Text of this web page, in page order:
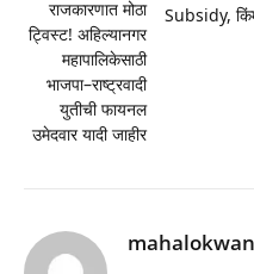
राजकारणात मोठा
ट्विस्ट! अहिल्यानगर
महापालिकेसाठी
भाजपा–राष्ट्रवादी
युतीची फायनल
उमेदवार यादी जाहीर
Subsidy,